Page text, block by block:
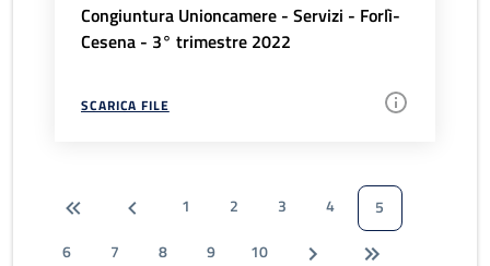
Congiuntura Unioncamere - Servizi - Forlì-
Cesena - 3° trimestre 2022
SCARICA FILE
1 2 3 4
5
6
7 8 9 10